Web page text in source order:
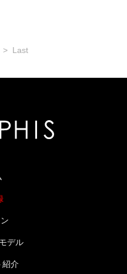
> Last
デル
紹介